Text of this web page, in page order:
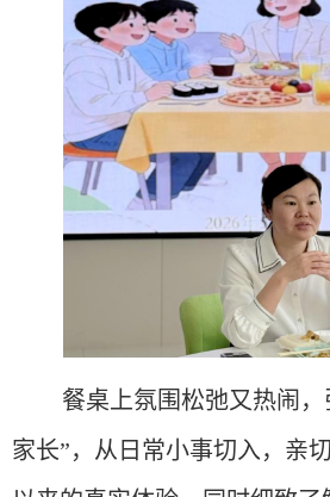
餐桌上氛围松弛又热闹
家长”，从日常小事切入，亲